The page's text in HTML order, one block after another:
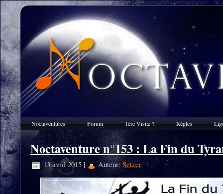
Noctaventures Forum 1ère Visite ? Règles
Noctaventure n°153 : La Fin du
13 avril 2015 | Auteur: Setzer